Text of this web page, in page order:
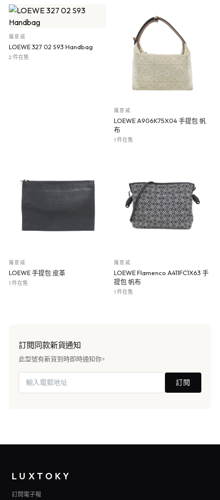
羅意威
LOEWE 327 02 S93 Handbag
2 件在售
羅意威
LOEWE A906K75X04 手提包 帆
布
1 件在售
羅意威
LOEWE 手提包 皮革
1 件在售
羅意威
LOEWE Flamenco A411FC1X63 手
提包 帆布
1 件在售
訂閱同款新貨通知
此型號有新貨到時即時通知你。
訂閱
LUXTOKY
訂閱電子報